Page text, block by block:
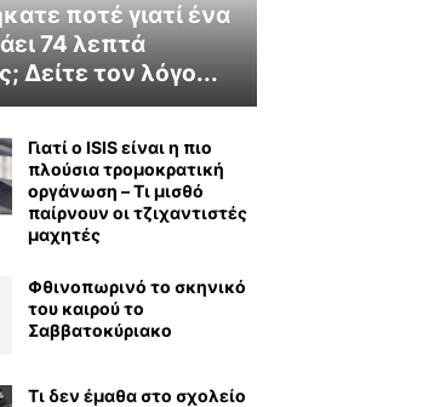
ποτέ γιατί ένα
74 λεπτά
Δείτε τον λόγο...
Γιατί ο ISIS είναι η πιο
πλούσια τρομοκρατική
οργάνωση – Τι μισθό
παίρνουν οι τζιχαντιστές
μαχητές
Φθινοπωρινό το σκηνικό
του καιρού το
Σαββατοκύριακο
Τι δεν έμαθα στο σχολείο